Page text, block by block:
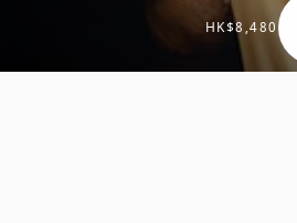
HK$8,480